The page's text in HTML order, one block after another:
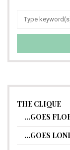
THE CLIQUE
…GOES
…GOES